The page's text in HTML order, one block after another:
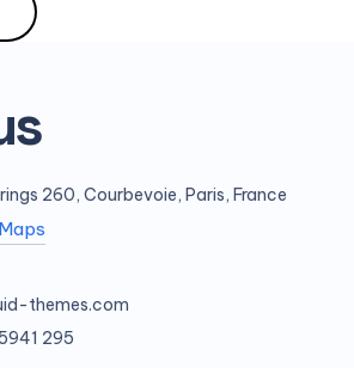
260, Courbevoie, Paris, France
themes.com
295